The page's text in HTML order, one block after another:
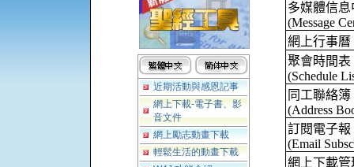
近期活動與感恩記事
網上下載-電子書、影
音文件
網上勵志動畫下載
輕鬆生活的動畫下載
多媒體信息
(Message
網上行事曆
聚會時間表
(Schedule
同工聯絡簿
(Address
訂閱電子報
(Email
網上下載管